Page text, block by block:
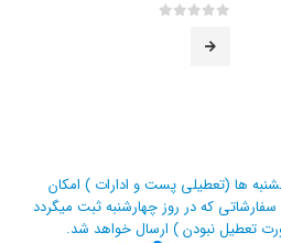
ها (تعطیلی پست و ادارات ) امکان
سفارشاتی که در روز چهارشنبه ثبت میگردد
تعطیل نبودن ) ارسال خواهد شد.